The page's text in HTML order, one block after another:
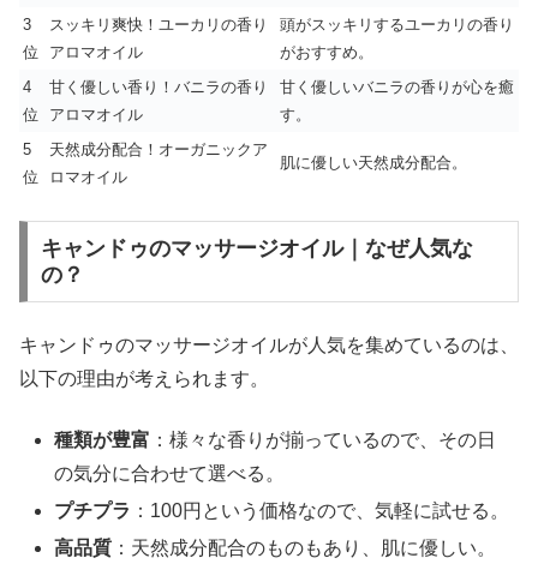
3
位
スッキリ爽快！ユーカリの香り
アロマオイル
頭がスッキリするユーカリの香り
がおすすめ。
4
位
甘く優しい香り！バニラの香り
アロマオイル
甘く優しいバニラの香りが心を癒
す。
5
位
天然成分配合！オーガニックア
ロマオイル
肌に優しい天然成分配合。
キャンドゥのマッサージオイル｜なぜ人気な
の？
キャンドゥのマッサージオイルが人気を集めているのは、
以下の理由が考えられます。
種類が豊富 ：様々な香りが揃っているので、その日
の気分に合わせて選べる。
プチプラ ：100円という価格なので、気軽に試せる。
高品質 ：天然成分配合のものもあり、肌に優しい。